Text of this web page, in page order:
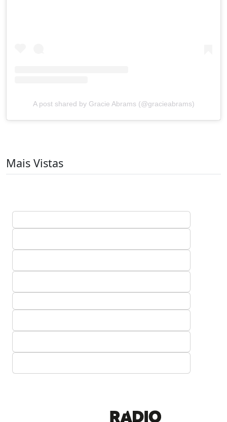
A post shared by Gracie Abrams (@gracieabrams)
Mais Vistas